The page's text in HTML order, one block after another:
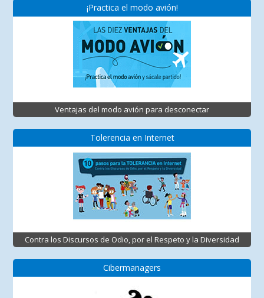
¡Practica el modo avión!
Ventajas del modo avión para desconectar
Tolerencia en Internet
Contra los Discursos de Odio, por el Respeto y la Diversidad
Cibermanagers